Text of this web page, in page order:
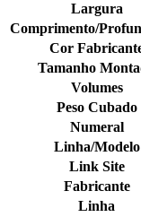
Largura
Comprimento/
Cor
Tamanho
Volumes
Peso Cubado
Numeral
Linha/Modelo
Link Site
Fabricante
Linha